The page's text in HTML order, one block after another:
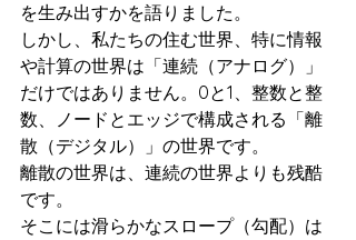
を生み出すかを語りました。
しかし、私たちの住む世界、特に情報
や計算の世界は「連続（アナログ）」
だけではありません。0と1、整数と整
数、ノードとエッジで構成される「離
散（デジタル）」の世界です。
離散の世界は、連続の世界よりも残酷
です。
そこには滑らかなスロープ（勾配）は